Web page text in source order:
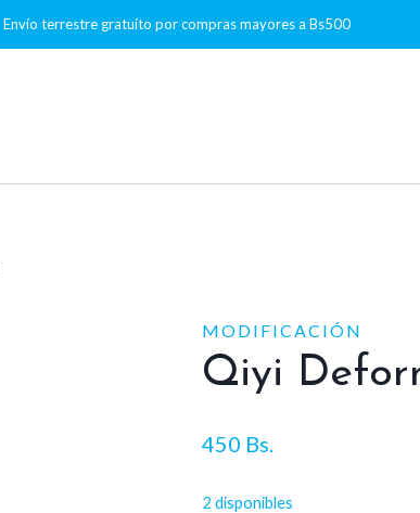
Envío terrestre gratuíto por compras mayores a Bs500
MODIFICACIÓN
Qiyi
450 Bs.
2 disponibles